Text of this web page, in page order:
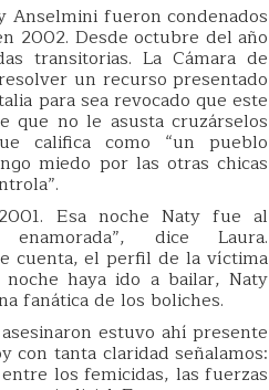
Anselmini fueron condenados
2002. Desde octubre del año
transitorias. La Cámara de
un recurso presentado
para sea revocado que este
que no le asusta cruzárselos
califica como “un pueblo
miedo por las otras chicas
Esa noche Naty fue al
enamorada”, dice Laura.
cuenta, el perfil de la víctima
noche haya ido a bailar, Naty
fanática de los boliches.
estuvo ahí presente
con tanta claridad señalamos:
los femicidas, las fuerzas